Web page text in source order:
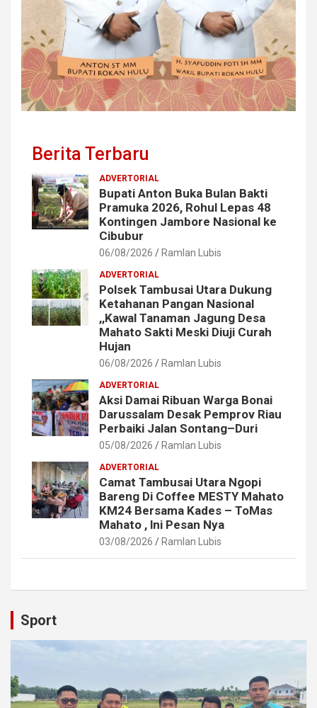
Berita Terbaru
ADVERTORIAL
Bupati Anton Buka Bulan Bakti
Pramuka 2026, Rohul Lepas 48
Kontingen Jambore Nasional ke
Cibubur
06/08/2026 Ramlan Lubis
ADVERTORIAL
Polsek Tambusai Utara Dukung
Ketahanan Pangan Nasional
,,Kawal Tanaman Jagung Desa
Mahato Sakti Meski Diuji Curah
Hujan
06/08/2026 Ramlan Lubis
ADVERTORIAL
Aksi Damai Ribuan Warga Bonai
Darussalam Desak Pemprov Riau
Perbaiki Jalan Sontang–Duri
05/08/2026 Ramlan Lubis
ADVERTORIAL
Camat Tambusai Utara Ngopi
Bareng Di Coffee MESTY Mahato
KM24 Bersama Kades – ToMas
Mahato , lni Pesan Nya
03/08/2026 Ramlan Lubis
Sport